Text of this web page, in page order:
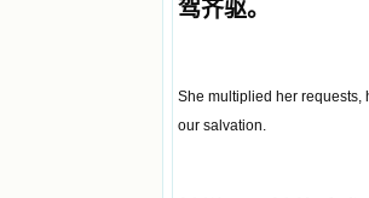
驾齐驱。
She multiplied her requests,
our salvation.